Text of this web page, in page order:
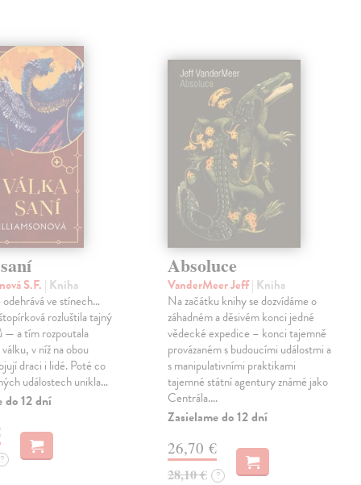
S.F. | Kniha
odehrává ve stínech…
rozluštila tajný
— a tím rozpoutala
v níž na obou
draci i lidé. Poté co
událostech unikla…
do 12 dní
?
Absoluce
VanderMeer Jeff| Kniha
Na začátku knihy se dozvídáme o
záhadném a děsivém konci jedné
vědecké expedice – konci tajemně
provázaném s budoucími událostmi a
s manipulativními praktikami
tajemné státní agentury známé jako
Centrála.…
Zasielame do 12 dní
26,70 €
28,10 € ?